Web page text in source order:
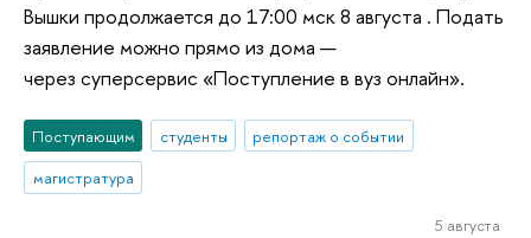
Вышки продолжается до 17:00 мск 8 августа . Подать
заявление можно прямо из дома —
через суперсервис «Поступление в вуз онлайн».
Поступающим студенты
репортаж о событии
магистратура
5 августа